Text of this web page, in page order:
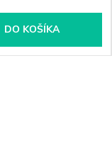
DO KOŠÍKA